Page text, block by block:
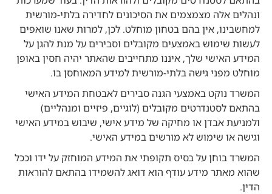
ונהלים אלה מצמצמים את הסיכונים לחדירה בלתי-מורשית
למחשבינו, אין בהם בטחון מוחלט. לכן, למרות שאנו שואפים
לעשות שימוש באמצעים מקובלים וסבירים על מנת להגן על
המידע האישי שלך, איננו מתחייבים שהאתר יהיה חסין באופן
מוחלט מפני גישה בלתי-מורשית למידע המאוחסן בו.
המשרד נוקט באמצעי הגנה סבירים לאבטחת המידע האישי
בהתאם לסטנדרטים מקובלים (לוגיים, פיזיים ומנהליים)
ולמניעת אבדן או מחיקה של מידע אישי, שיבוש במידע האישי
וגישה או שימוש לא מורשים במידע האישי.
המשרד בוחן על בסיס תקופתי את המידע המוחזק על ידו וככל
שהוא מאתר מידע עודף הוא דואג להשמידו בהתאם להוראות
הדין.